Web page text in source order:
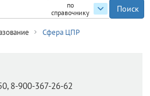
по
справочнику
Сфера ЦПР
8-900-367-26-62